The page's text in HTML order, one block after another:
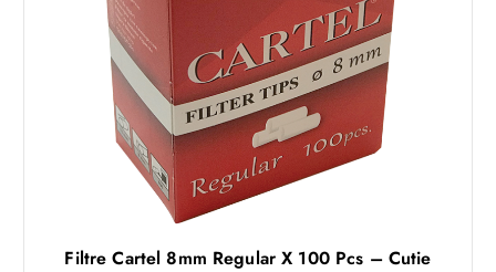
Filtre Cartel 8mm Regular X 100 Pcs – Cutie